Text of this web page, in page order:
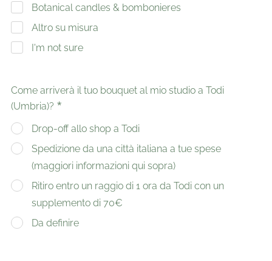
Botanical candles & bombonieres
Altro su misura
I'm not sure
Come arriverà il tuo bouquet al mio studio a Todi
(Umbria)?
Drop-off allo shop a Todi
Spedizione da una città italiana a tue spese
(maggiori informazioni qui sopra)
Ritiro entro un raggio di 1 ora da Todi con un
supplemento di 70€
Da definire